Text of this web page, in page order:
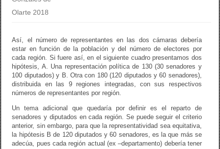
Olarte 2018
Así, el número de representantes en las dos cámaras debería
estar en función de la población y del número de electores por
cada región. Si fuere así, en el siguiente cuadro presentamos dos
hipótesis, A. Una representación política de 130 (30 senadores y
100 diputados) y B. Otra con 180 (120 diputados y 60 senadores),
distribuida en las 9 regiones integradas, con sus respectivos
números de representantes por región.
Un tema adicional que quedaría por definir es el reparto de
senadores y diputados en cada región. Se puede seguir el criterio
anterior, sin embargo, para que la representatividad sea equitativa,
la hipótesis B de 120 diputados y 60 senadores, es la que más se
adecúa, pues cada región actual (ex –departamento) debería tener